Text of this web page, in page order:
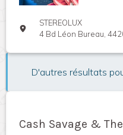
STEREOLUX
4 Bd Léon Bureau,
D'autres résultats
Cash Savage &